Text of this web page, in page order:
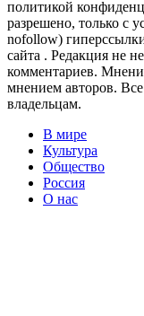
политикой
разрешено, только с
nofollow)
сайта . Редакция не
комментариев.
мнением авторов.
владельцам.
В мире
Культура
Общество
Россия
О нас